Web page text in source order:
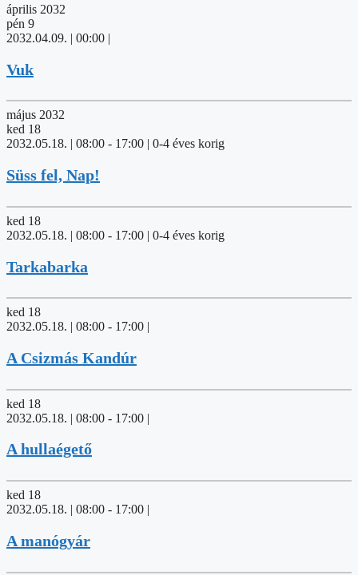
április 2032
pén 9
2032.04.09. | 00:00 |
Vuk
május 2032
ked 18
2032.05.18. | 08:00 - 17:00 | 0-4 éves korig
Süss fel, Nap!
ked 18
2032.05.18. | 08:00 - 17:00 | 0-4 éves korig
Tarkabarka
ked 18
2032.05.18. | 08:00 - 17:00 |
A Csizmás Kandúr
ked 18
2032.05.18. | 08:00 - 17:00 |
A hullaégető
ked 18
2032.05.18. | 08:00 - 17:00 |
A manógyár